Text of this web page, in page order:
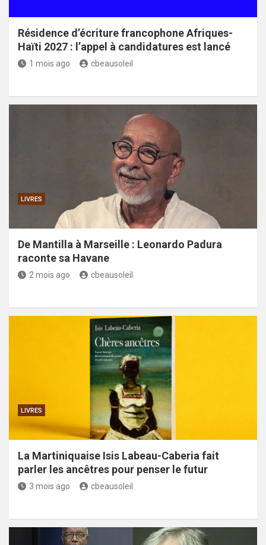
Résidence d’écriture francophone Afriques-
Haïti 2027 : l’appel à candidatures est lancé
1 mois ago cbeausoleil
LIVRES
De Mantilla à Marseille : Leonardo Padura
raconte sa Havane
2 mois ago cbeausoleil
LIVRES
La Martiniquaise Isis Labeau-Caberia fait
parler les ancêtres pour penser le futur
3 mois ago cbeausoleil